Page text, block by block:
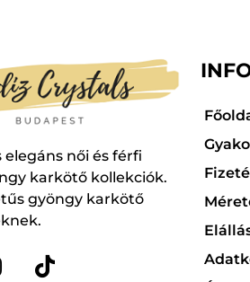
elegáns női és férfi
karkötő kollekciók.
gyöngy karkötő